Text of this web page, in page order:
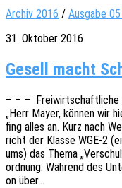
Archiv 2016 / Ausgabe
31. Oktober 2016
Gesell macht
– – – Frei­wirt­schaft­li­che
„Herr Mayer, können wir
fing alles an. Kurz nach
richt der Klasse WGE‑2
ums) das Thema
ord­nung. Während des
on über…